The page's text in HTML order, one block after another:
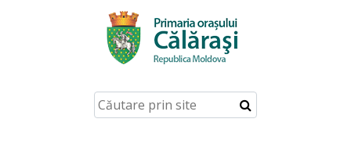
Despre